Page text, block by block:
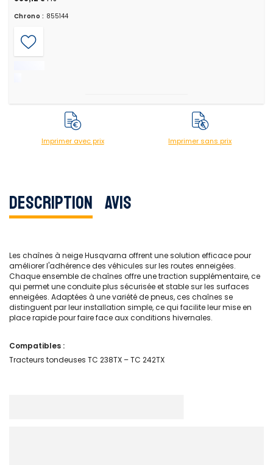
Chrono : 855144
Imprimer avec prix Imprimer sans prix
Description Avis
Les chaînes à neige Husqvarna offrent une solution efficace pour
améliorer l'adhérence des véhicules sur les routes enneigées.
Chaque ensemble de chaînes offre une traction supplémentaire, ce
qui permet une conduite plus sécurisée et stable sur les surfaces
enneigées. Adaptées à une variété de pneus, ces chaînes se
distinguent par leur installation simple, ce qui facilite leur mise en
place rapide pour faire face aux conditions hivernales.
Compatibles :
Tracteurs tondeuses TC 238TX – TC 242TX